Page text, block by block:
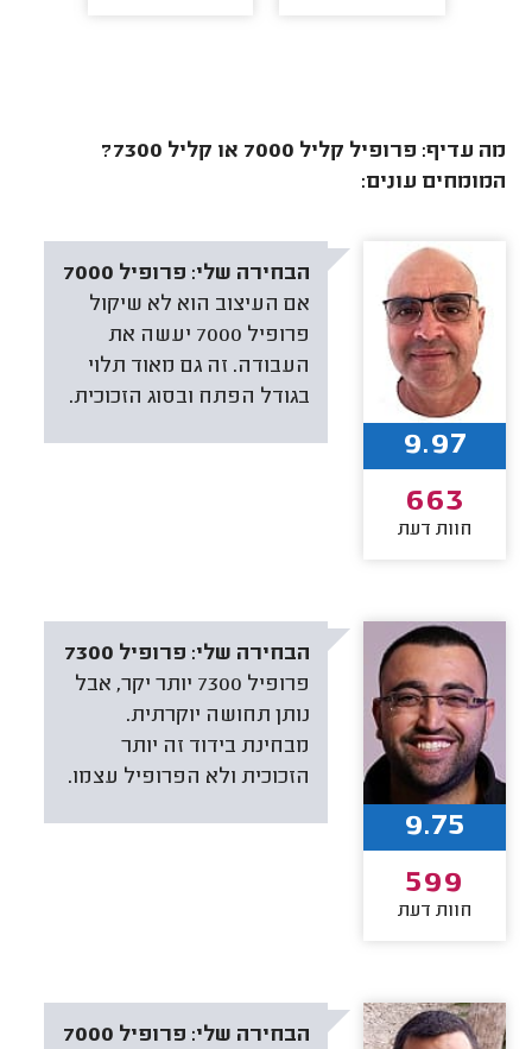
מה עדיף: פרופיל קליל 7000 או קליל 7300?
המומחים עונים:
הבחירה שלי: פרופיל 7000
אם העיצוב הוא לא שיקול
פרופיל 7000 יעשה את
העבודה. זה גם מאוד תלוי
בגודל הפתח ובסוג הזכוכית.
9.97
663
חוות דעת
הבחירה שלי: פרופיל 7300
פרופיל 7300 יותר יקר, אבל
נותן תחושה יוקרתית.
מבחינת בידוד זה יותר
הזכוכית ולא הפרופיל עצמו.
9.75
599
חוות דעת
הבחירה שלי: פרופיל 7000